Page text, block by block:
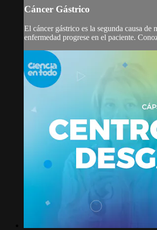
Cáncer Gástrico
El cáncer gástrico es la segunda causa
enfermedad progrese en el paciente.